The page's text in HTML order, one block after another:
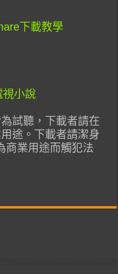
下載教學
視小說
試聽，下載者請在
途。下載者請潔身
商業用途而觸犯法